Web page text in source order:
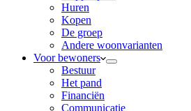
Huren
Kopen
De groep
Andere woonvarianten
Voor bewoners
Bestuur
Het pand
Financiën
Communicatie